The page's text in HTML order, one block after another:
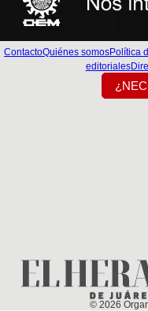
ContactoQuiénes somosPolítica
editoriales
© 2026